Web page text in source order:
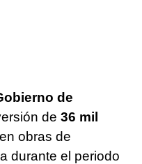
de
de 36 mil
en obras de
durante el periodo